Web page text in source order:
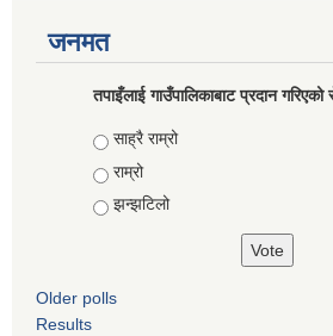
जनमत
तपाइँलाई गाउँपालिकाबाट प्रदान
Choices
साह्रै राम्रो
राम्रो
झन्झटिलो
Older polls
Results